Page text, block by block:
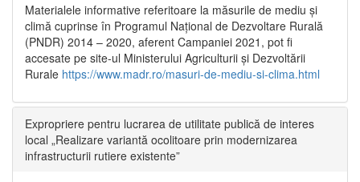
Materialele informative referitoare la măsurile de mediu și
climă cuprinse în Programul Național de Dezvoltare Rurală
(PNDR) 2014 – 2020, aferent Campaniei 2021, pot fi
accesate pe site-ul Ministerului Agriculturii și Dezvoltării
Rurale https://www.madr.ro/masuri-de-mediu-si-clima.html
Expropriere pentru lucrarea de utilitate publică de interes
local „Realizare variantă ocolitoare prin modernizarea
infrastructurii rutiere existente”